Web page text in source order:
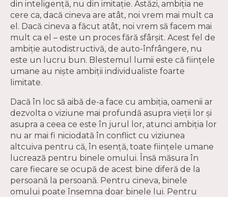
din inteligență, nu din imitație. Astăzi, ambiția ne
cere ca, dacă cineva are atât, noi vrem mai mult ca
el. Dacă cineva a făcut atât, noi vrem să facem mai
mult ca el – este un proces fără sfârșit. Acest fel de
ambiție autodistructivă, de auto-înfrângere, nu
este un lucru bun. Blestemul lumii este că ființele
umane au niște ambiții individualiste foarte
limitate.
Dacă în loc să aibă de-a face cu ambiția, oamenii ar
dezvolta o viziune mai profundă asupra vieții lor și
asupra a ceea ce este în jurul lor, atunci ambiția lor
nu ar mai fi niciodată în conflict cu viziunea
altcuiva pentru că, în esență, toate ființele umane
lucrează pentru binele omului. Însă măsura în
care fiecare se ocupă de acest bine diferă de la
persoană la persoană. Pentru cineva, binele
omului poate însemna doar binele lui. Pentru